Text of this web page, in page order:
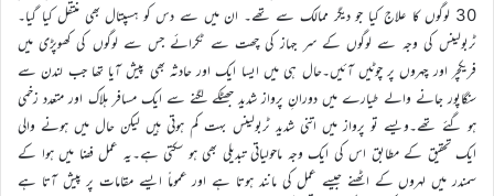
30 لوگوں کا علاج کیا جو دیگر ممالک سے تھے۔ ان میں سے دس کو ہسپتال بھی منتقل کیا گیا۔
ٹربولینس کی وجہ سے لوگوں کے سر جہاز کی چھت سے ٹکرائے جس سے لوگوں کی کھوپڑی میں
فریکچر اور چہروں پر چوٹیں آئیں۔حال ہی میں ایسا ایک اور حادثہ بھی پیش آیا تھا جب لندن سے
سنگاپور جانے والے طیارے میں دورانِ پرواز شدید جھٹکے لگنے سے ایک مسافر ہلاک اور متعدد زخمی
ہو گئے تھے۔ویسے تو پرواز میں اتنی شدید ٹربولینس بہت کم ہوتی ہیں لیکن حال میں ہونے والی
ایک تحقیق کے مطابق اس کی ایک وجہ ماحولیاتی تبدیلی بھی ہو سکتی ہے۔یہ عمل فضا میں ہوا کے
سمندر میں لہروں کے اٹھنے جیسے عمل کی مانند ہوتا ہے اور عموماً ایسے مقامات پر پیش آتا ہے